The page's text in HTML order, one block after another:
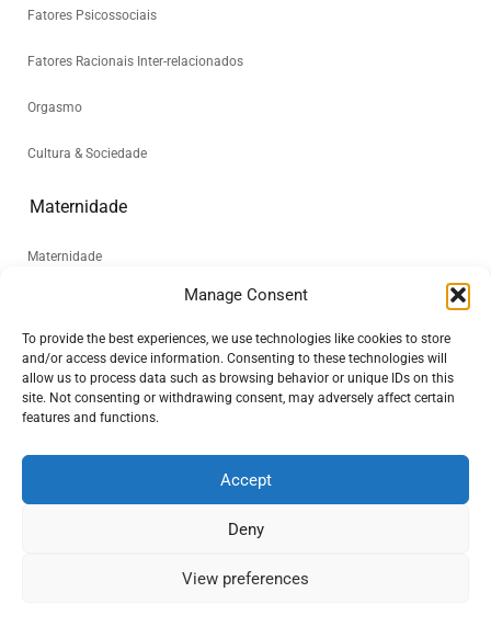
Manage Consent
To provide the best experiences, we use technologies like cookies to store
and/or access device information. Consenting to these technologies will
allow us to process data such as browsing behavior or unique IDs on this
site. Not consenting or withdrawing consent, may adversely affect certain
features and functions.
Accept
Deny
View preferences
Fatores Psicossociais
Fatores Racionais Inter-relacionados
Orgasmo
Cultura & Sociedade
Maternidade
Maternidade
Quem somos
A Historia “World Beyond Maya”